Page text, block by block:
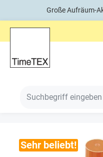
Große Aufräum-
Sehr beliebt!